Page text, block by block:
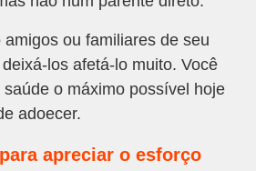
amigos ou familiares de seu
los afetá-lo muito. Você
o máximo possível hoje
adoecer.
apreciar o esforço